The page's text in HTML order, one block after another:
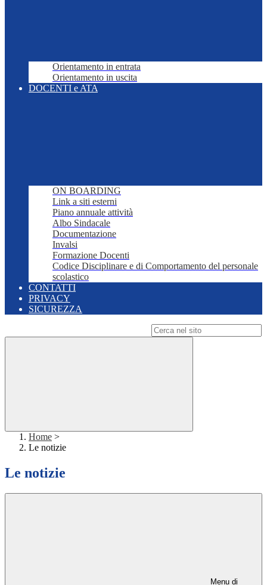
Orientamento in entrata
Orientamento in uscita
DOCENTI e ATA
ON BOARDING
Link a siti esterni
Piano annuale attività
Albo Sindacale
Documentazione
Invalsi
Formazione Docenti
Codice Disciplinare e di Comportamento del personale
scolastico
CONTATTI
PRIVACY
SICUREZZA
Home >
Le notizie
Le notizie
Menu di